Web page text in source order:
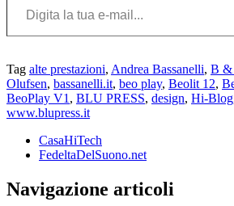
Tag alte prestazioni, Andrea Bassanelli, B &
Olufsen, bassanelli.it, beo play, Beolit 12,
BeoPlay V1 , BLU PRESS, design, Hi-Blog
www.blupress.it
CasaHiTech
FedeltaDelSuono.net
Navigazione articoli